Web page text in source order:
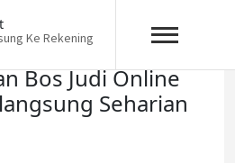
Ke Rekening
Bos Judi Online
Seharian